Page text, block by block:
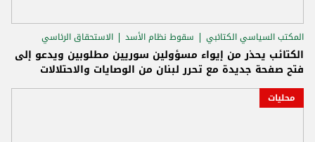
المكتب السياسي الكتائبي سقوط نظام الأسد الاستحقاق الرئاسي
الكتائب يحذر من إيواء مسؤولين سوريين مطلوبين ويدعو إلى
فتح صفحة جديدة مع تحرر لبنان من الوصايات والاحتلالات
محليات